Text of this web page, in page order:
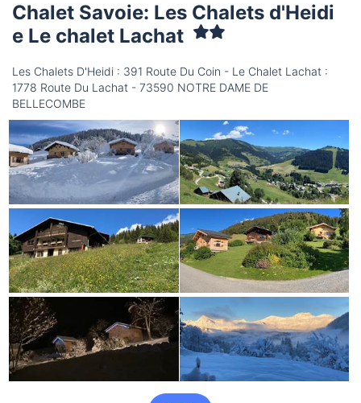
Sabato
15/08
non disponibile
Chalet Savoie: Les Chalets d'Heidi
e Le chalet Lachat
Les Chalets D'Heidi : 391 Route Du Coin - Le Chalet Lachat :
1778 Route Du Lachat - 73590 NOTRE DAME DE
BELLECOMBE